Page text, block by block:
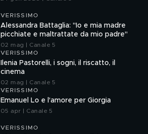
VERISSIMO
Alessandra Battaglia: "Io e mia madre
picchiate e maltrattate da mio padre"
02 mag | Canale 5
VERISSIMO
Ilenia Pastorelli, i sogni, il riscatto, il
cinema
02 mag | Canale 5
VERISSIMO
Emanuel Lo e l'amore per Giorgia
05 apr | Canale 5
VERISSIMO